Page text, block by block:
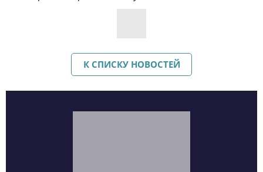
К СПИСКУ НОВОСТЕЙ